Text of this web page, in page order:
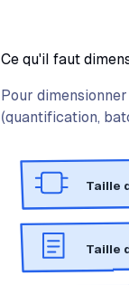
Ce qu'il faut
Pour
(quantification,
Taille
Taille